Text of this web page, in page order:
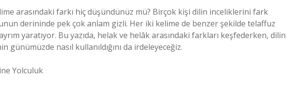
arasındaki farkı hiç düşündünüz mü? Birçok kişi dilin inceliklerini fark
derininde pek çok anlam gizli. Her iki kelime de benzer şekilde telaffuz
yaratıyor. Bu yazıda, helak ve helâk arasındaki farkları keşfederken, dilin
günümüzde nasıl kullanıldığını da irdeleyeceğiz.
Yolculuk